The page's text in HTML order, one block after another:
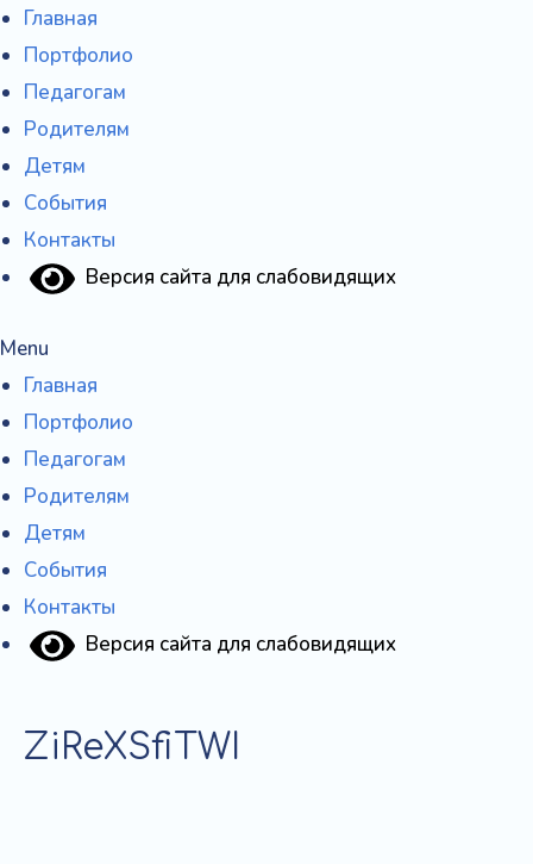
Перейти
к
содержимому
Главная
Портфолио
Педагогам
Родителям
Детям
События
Контакты
Версия сайта для слабовидящих
Menu
Главная
Портфолио
Педагогам
Родителям
Детям
События
Контакты
Версия сайта для слабовидящих
ZiReXSfiTWI